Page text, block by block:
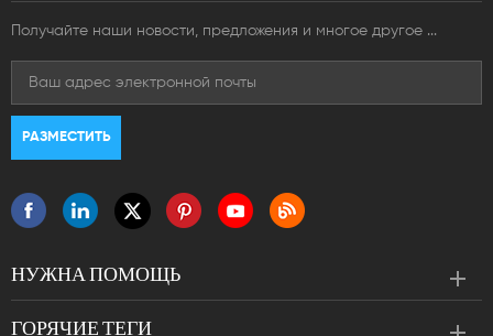
Получайте наши новости, предложения и многое другое ...
НУЖНА ПОМОЩЬ
ГОРЯЧИЕ ТЕГИ